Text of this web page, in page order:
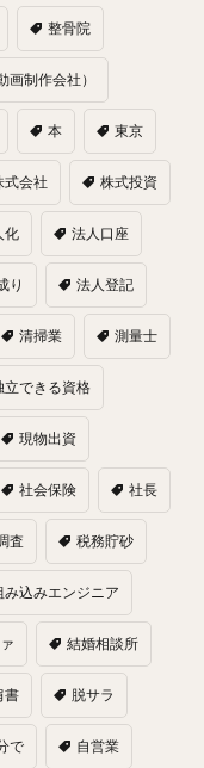
整骨院
画制作会社）
本 東京
式会社 株式投資
化 法人口座
り 法人登記
清掃業 測量士
立できる資格
現物出資
社会保険 社長
査 税務貯砂
み込みエンジニア
結婚相談所
書 脱サラ
で 自営業